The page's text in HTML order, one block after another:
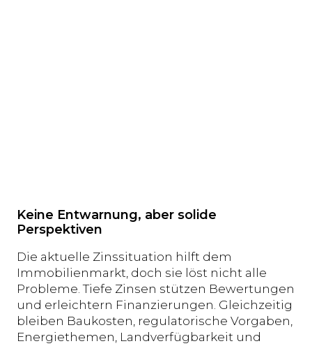
Keine Entwarnung, aber solide
Perspektiven
Die aktuelle Zinssituation hilft dem
Immobilienmarkt, doch sie löst nicht alle
Probleme. Tiefe Zinsen stützen Bewertungen
und erleichtern Finanzierungen. Gleichzeitig
bleiben Baukosten, regulatorische Vorgaben,
Energiethemen, Landverfügbarkeit und